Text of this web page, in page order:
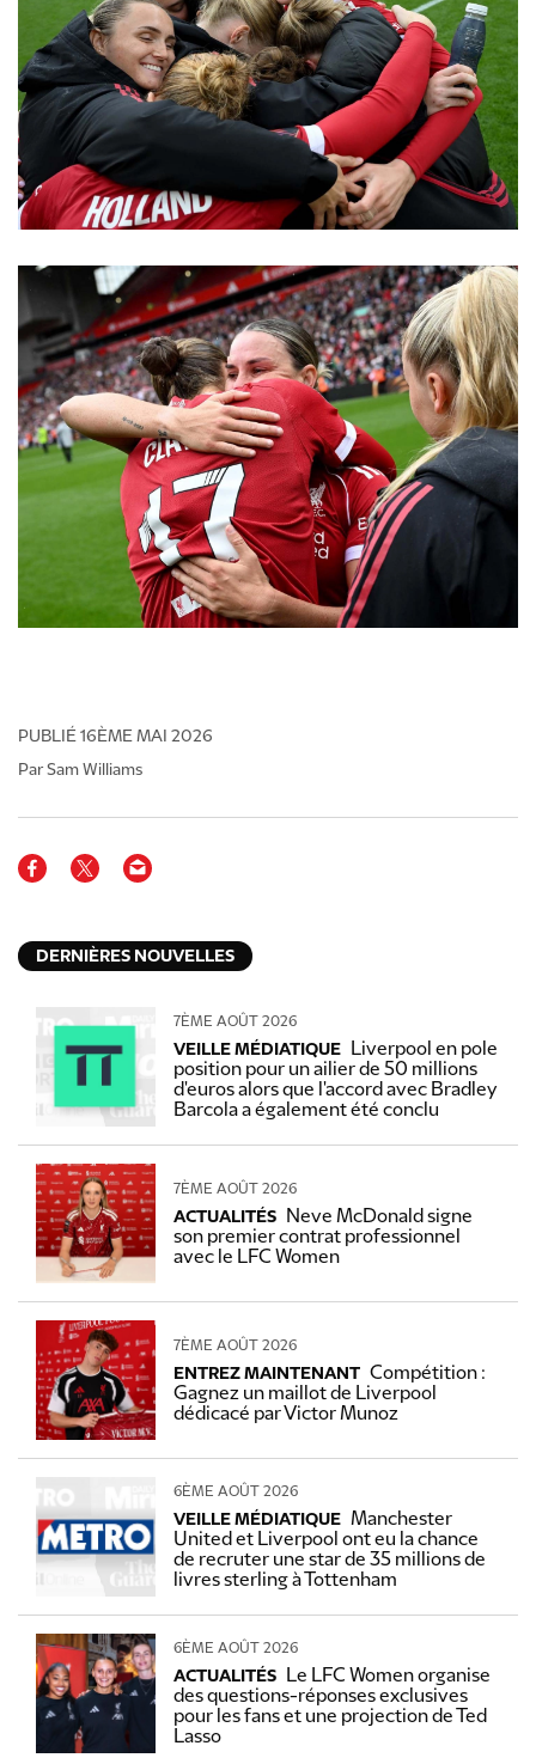
PUBLIÉ 16ÈME MAI 2026
Par Sam Williams
DERNIÈRES NOUVELLES
7ÈME AOÛT 2026
VEILLE MÉDIATIQUE
Liverpool en pole
position pour un ailier de 50 millions
d'euros alors que l'accord avec Bradley
Barcola a également été conclu
7ÈME AOÛT 2026
ACTUALITÉS
Neve McDonald signe
son premier contrat professionnel
avec le LFC Women
7ÈME AOÛT 2026
ENTREZ MAINTENANT Compétition :
Gagnez un maillot de Liverpool
dédicacé par Victor Munoz
6ÈME AOÛT 2026
VEILLE MÉDIATIQUE Manchester
United et Liverpool ont eu la chance
de recruter une star de 35 millions de
livres sterling à Tottenham
6ÈME AOÛT 2026
ACTUALITÉS
Le LFC Women organise
des questions-réponses exclusives
pour les fans et une projection de Ted
Lasso